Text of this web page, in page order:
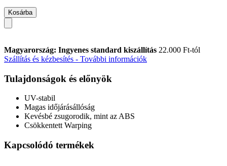
Kosárba
Magyarország: Ingyenes standard kiszállítás 22.000 Ft-tól
Szállítás és kézbesítés - További információk
Tulajdonságok és előnyök
UV-stabil
Magas időjárásállóság
Kevésbé zsugorodik, mint az ABS
Csökkentett Warping
Kapcsolódó termékek